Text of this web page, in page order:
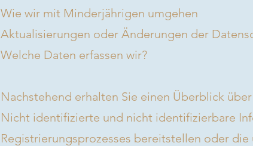
Wie wir mit Minderjährigen umgehen
Aktualisierungen oder Änderungen der
Welche Daten erfassen wir?
Nachstehend erhalten Sie einen Überblick
Nicht identifizierte und nicht identifizierbare
Registrierungsprozesses bereitstellen oder